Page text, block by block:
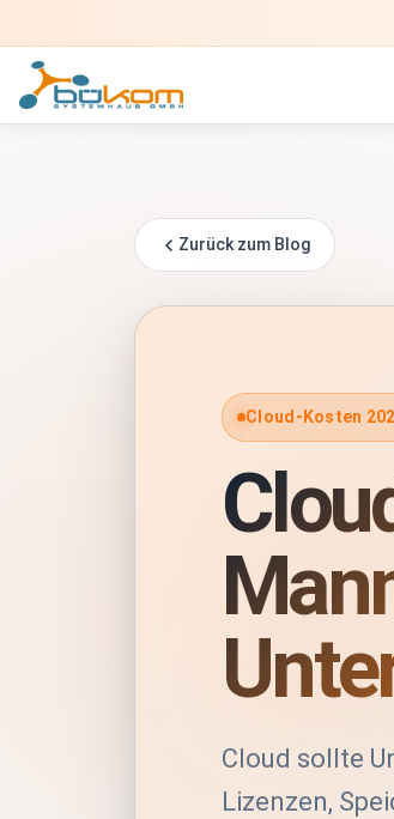
Zurück zum Blog
Cloud-Kosten
Cloud sollte
Lizenzen,